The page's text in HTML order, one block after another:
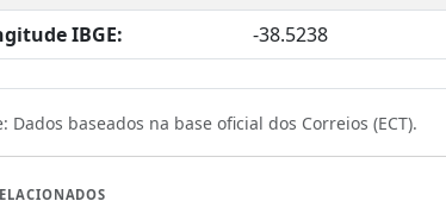
IBGE:
-38.5238
Dados baseados na base oficial dos Correios (ECT).